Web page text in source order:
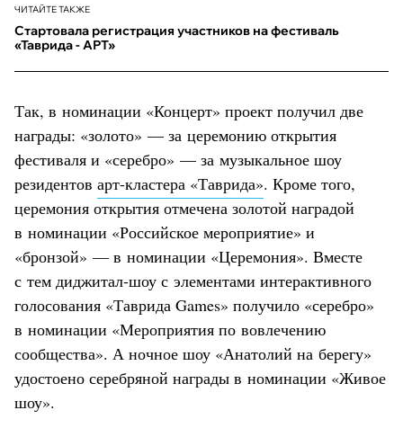
ЧИТАЙТЕ ТАКЖЕ
Стартовала регистрация участников на фестиваль
«Таврида - АРТ»
Так, в номинации «Концерт» проект получил две
награды: «золото» — за церемонию открытия
фестиваля и «серебро» — за музыкальное шоу
резидентов арт-кластера «Таврида». Кроме того,
церемония открытия отмечена золотой наградой
в номинации «Российское мероприятие» и
«бронзой» — в номинации «Церемония». Вместе
с тем диджитал-шоу с элементами интерактивного
голосования «Таврида Games» получило «серебро»
в номинации «Мероприятия по вовлечению
сообщества». А ночное шоу «Анатолий на берегу»
удостоено серебряной награды в номинации «Живое
шоу».